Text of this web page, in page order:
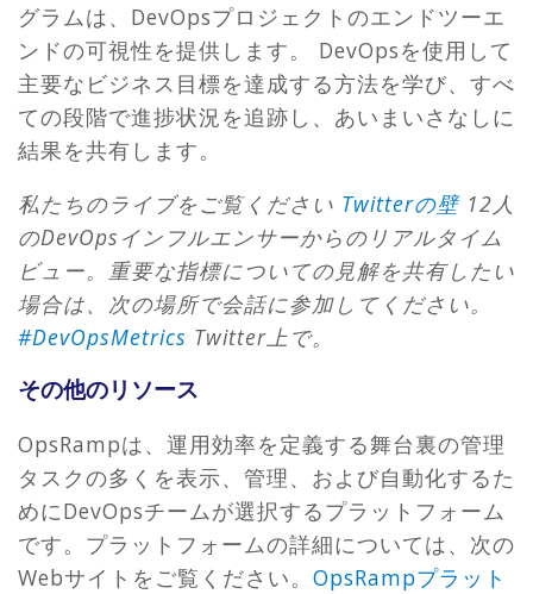
グラムは、DevOpsプロジェクトのエンドツーエ
ンドの可視性を提供します。 DevOpsを使用して
主要なビジネス目標を達成する方法を学び、すべ
ての段階で進捗状況を追跡し、あいまいさなしに
結果を共有します。
私たちのライブをご覧ください Twitterの壁12人
のDevOpsインフルエンサーからのリアルタイム
ビュー。重要な指標についての見解を共有したい
場合は、次の場所で会話に参加してください。
#DevOpsMetrics Twitter上で。
その他のリソース
OpsRampは、運用効率を定義する舞台裏の管理
タスクの多くを表示、管理、および自動化するた
めにDevOpsチームが選択するプラットフォーム
です。プラットフォームの詳細については、次の
Webサイトをご覧ください。 OpsRampプラット